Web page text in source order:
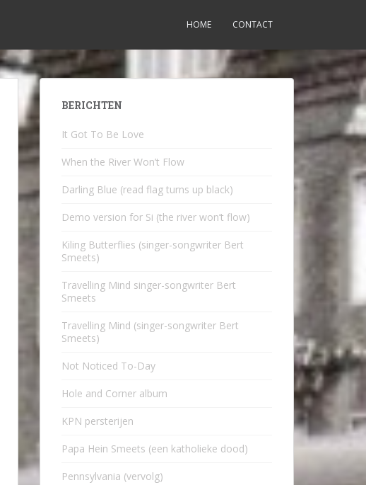
HOME CONTACT
BERICHTEN
It Got To Be Love
When the River Won’t Flow
Darling Blue (read flag turns up black)
Demo version for Si (the river won’t flow)
Kiling Butterflies (singer-songwriter Bert
Smeets)
Travelling Mind singer-songwriter Bert
Smeets
Travelling Mind (singer-songwriter Bert
Smeets)
Not Noticed To-Day
Hole and Corner album
KPN persterijen
Papa Hein Smeets (een katholieke dood)
Pennsylvania (vervolg)